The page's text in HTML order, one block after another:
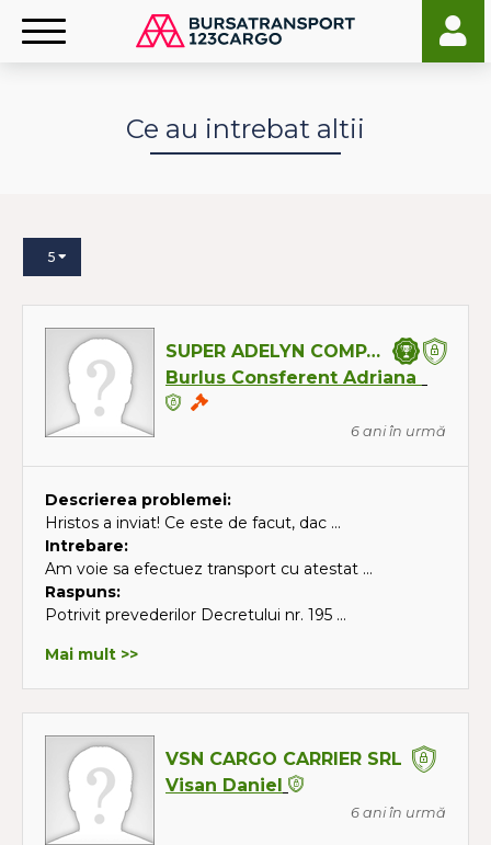
Ce au intrebat altii
5
SUPER ADELYN COMPANY SRL
Burlus Consferent Adriana
6 ani în urmă
Descrierea problemei:
Hristos a inviat! Ce este de facut, dac ...
Intrebare:
Am voie sa efectuez transport cu atestat ...
Raspuns:
Potrivit prevederilor Decretului nr. 195 ...
Mai mult >>
VSN CARGO CARRIER SRL
Visan Daniel
6 ani în urmă